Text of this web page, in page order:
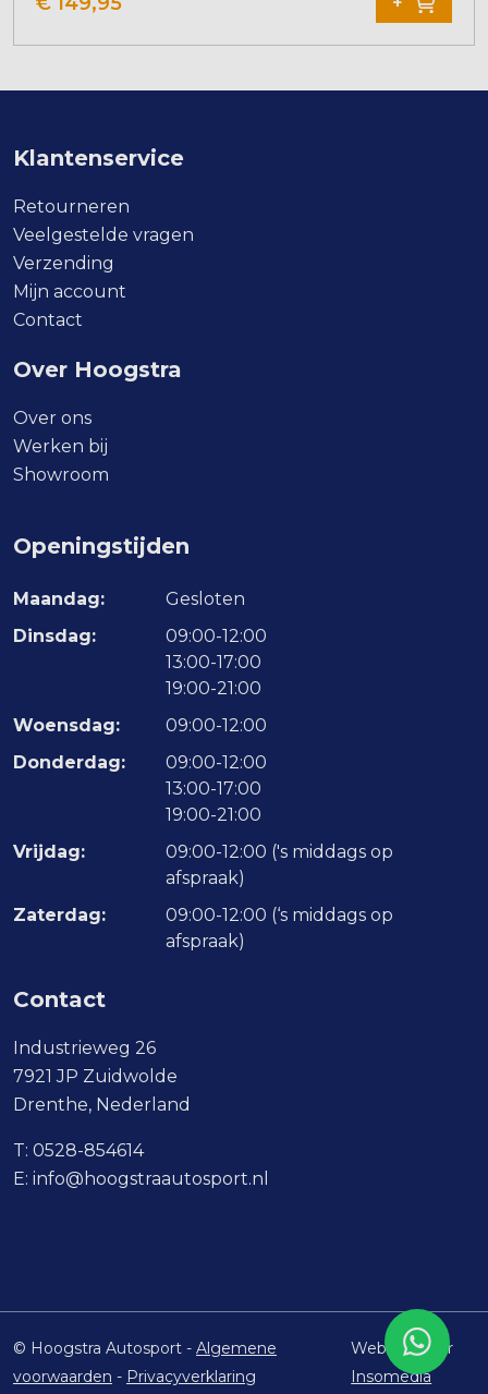
heeft
Deze
gekozen
de
productpagina
Klantenservice
Retourneren
Veelgestelde vragen
Verzending
Mijn account
Contact
Over Hoogstra
Over ons
Werken bij
Showroom
Openingstijden
Maandag:
Gesloten
Dinsdag:
09:00-12:00
13:00-17:00
19:00-21:00
Woensdag:
09:00-12:00
Donderdag:
09:00-12:00
13:00-17:00
19:00-21:00
Vrijdag:
09:00-12:00 ('s middags op
afspraak)
Zaterdag:
09:00-12:00 (‘s middags op
afspraak)
Contact
Industrieweg 26
7921 JP Zuidwolde
Drenthe, Nederland
T: 0528-854614
E: info@hoogstraautosport.nl
© Hoogstra Autosport - Algemene
voorwaarden - Privacyverklaring
Website door
Insomedia